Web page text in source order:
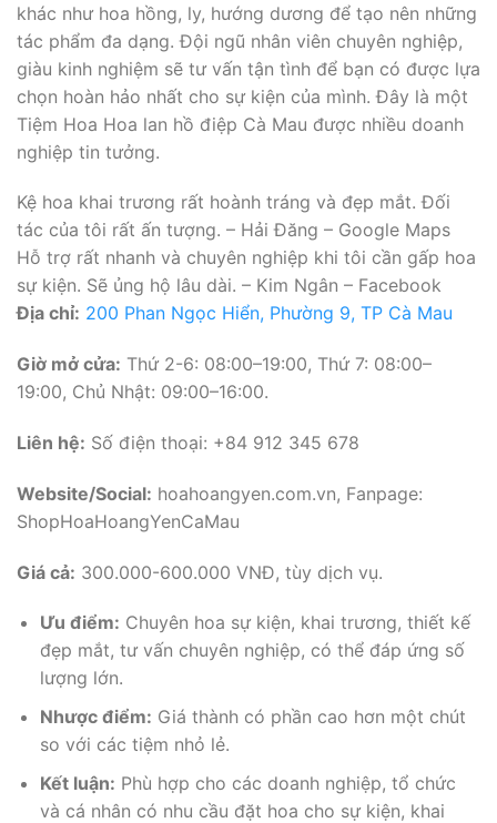
khác như hoa hồng, ly, hướng dương để tạo nên những
tác phẩm đa dạng. Đội ngũ nhân viên chuyên nghiệp,
giàu kinh nghiệm sẽ tư vấn tận tình để bạn có được lựa
chọn hoàn hảo nhất cho sự kiện của mình. Đây là một
Tiệm Hoa Hoa lan hồ điệp Cà Mau được nhiều doanh
nghiệp tin tưởng.
Kệ hoa khai trương rất hoành tráng và đẹp mắt. Đối
tác của tôi rất ấn tượng. – Hải Đăng – Google Maps
Hỗ trợ rất nhanh và chuyên nghiệp khi tôi cần gấp hoa
sự kiện. Sẽ ủng hộ lâu dài. – Kim Ngân – Facebook
Địa chỉ: 200 Phan Ngọc Hiển, Phường 9, TP Cà Mau
Giờ mở cửa: Thứ 2-6: 08:00–19:00, Thứ 7: 08:00–
19:00, Chủ Nhật: 09:00–16:00.
Liên hệ: Số điện thoại: +84 912 345 678
Website/Social: hoahoangyen.com.vn, Fanpage:
ShopHoaHoangYenCaMau
Giá cả: 300.000-600.000 VNĐ, tùy dịch vụ.
Ưu điểm: Chuyên hoa sự kiện, khai trương, thiết kế
đẹp mắt, tư vấn chuyên nghiệp, có thể đáp ứng số
lượng lớn.
Nhược điểm: Giá thành có phần cao hơn một chút
so với các tiệm nhỏ lẻ.
Kết luận: Phù hợp cho các doanh nghiệp, tổ chức
và cá nhân có nhu cầu đặt hoa cho sự kiện, khai